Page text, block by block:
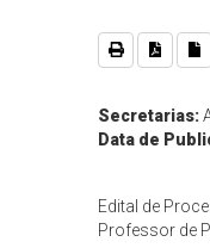
Secretarias:
Data de
Edital de
Professor de